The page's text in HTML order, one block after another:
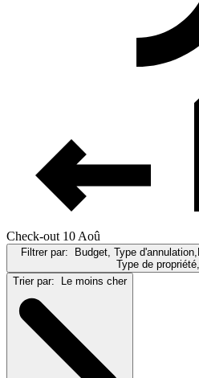
Check-out 10 Aoû
Filtrer par: Budget, Type
Type de
Trier par: Le moins cher